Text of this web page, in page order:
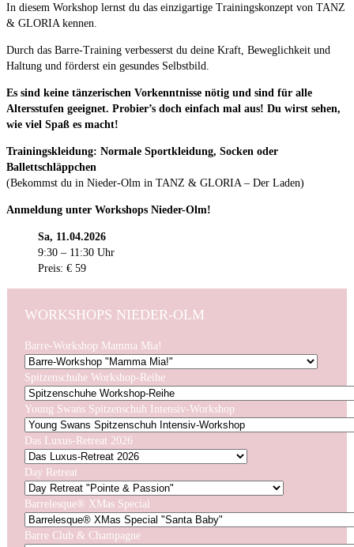
In diesem Workshop lernst du das einzigartige Trainingskonzept von TANZ
& GLORIA kennen.
Durch das Barre-Training verbesserst du deine Kraft, Beweglichkeit und
Haltung und förderst ein gesundes Selbstbild.
Es sind keine tänzerischen Vorkenntnisse nötig und sind für alle
Altersstufen geeignet. Probier’s doch einfach mal aus! Du wirst sehen,
wie viel Spaß es macht!
Trainingskleidung: Normale Sportkleidung, Socken oder
Ballettschläppchen
(Bekommst du in Nieder-Olm in TANZ & GLORIA – Der Laden)
Anmeldung unter Workshops Nieder-Olm!
Sa, 11.04.2026
9:30 – 11:30 Uhr
Preis: € 59
WORKSHOPS NIEDER-OLM
Barre-Workshop Mamma Mia!
Spitzenschuhe Workshop-Reihe
Young Swans Spitzenschuh Intensiv-Workshop
Das Luxus-Retreat 2026
Day Retreat
Barrelesque® XMas Special
Barre Club & Champagne